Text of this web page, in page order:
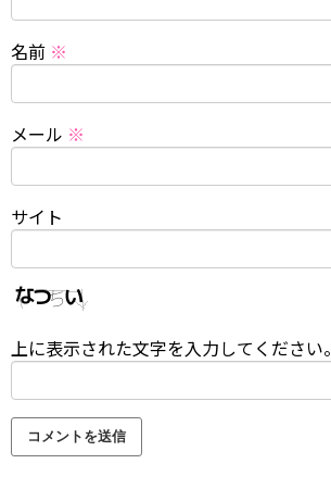
名前 ※
メール ※
サイト
上に表示された文字を入力してください。